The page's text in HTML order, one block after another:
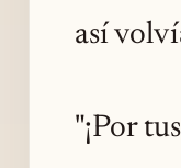
así
"¡Por